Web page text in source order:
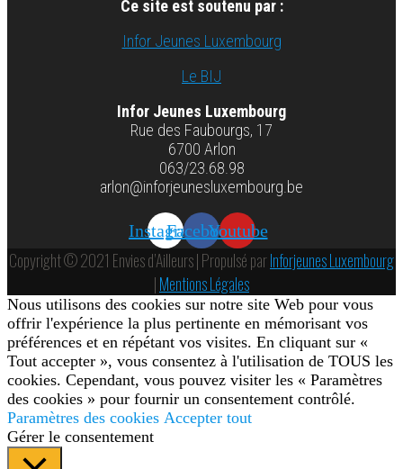
Ce site est soutenu par :
Infor Jeunes Luxembourg
Le BIJ
Infor Jeunes Luxembourg
Rue des Faubourgs, 17
6700 Arlon
063/23.68.98
arlon@inforjeunesluxembourg.be
InstagramFacebookYoutube
Copyright © 2021 Envies d’Ailleurs | Propulsé parInforjeunes Luxembourg
|Mentions Légales
Nous utilisons des cookies sur notre site Web pour vous
offrir l'expérience la plus pertinente en mémorisant vos
préférences et en répétant vos visites. En cliquant sur «
Tout accepter », vous consentez à l'utilisation de TOUS les
cookies. Cependant, vous pouvez visiter les « Paramètres
des cookies » pour fournir un consentement contrôlé.
Paramètres des cookies Accepter tout
Gérer le consentement